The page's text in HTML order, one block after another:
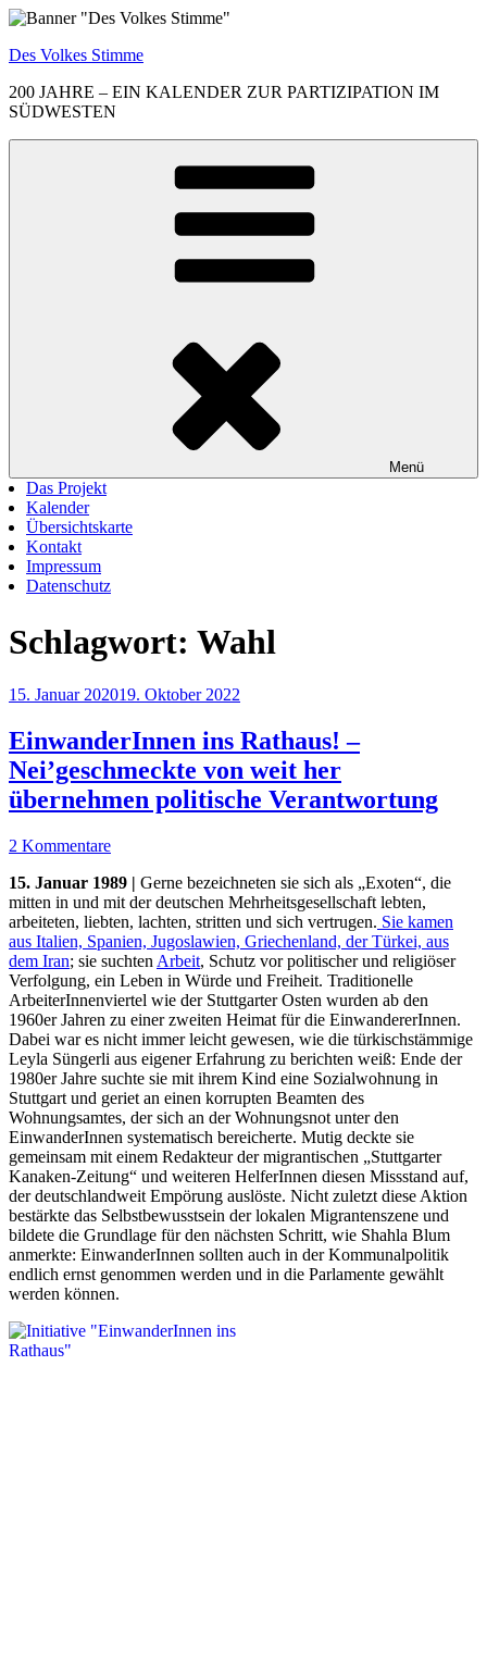
Zum
springen
Des Volkes Stimme
200 JAHRE – EIN KALENDER ZUR PARTIZIPATION IM
SÜDWESTEN
Menü
Das Projekt
Kalender
Übersichtskarte
Kontakt
Impressum
Datenschutz
Schlagwort: Wahl
Veröffentlicht
15. Januar 202019. Oktober 2022
EinwanderInnen ins Rathaus! –
Nei’geschmeckte von weit her
übernehmen politische Verantwortung
2 Kommentare
15. Januar 1989 | Gerne bezeichneten sie sich als „Exoten“, die
mitten in und mit der deutschen Mehrheitsgesellschaft lebten,
arbeiteten, liebten, lachten, stritten und sich vertrugen. Sie kamen
aus Italien, Spanien, Jugoslawien, Griechenland, der Türkei, aus
dem Iran; sie suchten Arbeit, Schutz vor politischer und religiöser
Verfolgung, ein Leben in Würde und Freiheit. Traditionelle
ArbeiterInnenviertel wie der Stuttgarter Osten wurden ab den
1960er Jahren zu einer zweiten Heimat für die EinwandererInnen.
Dabei war es nicht immer leicht gewesen, wie die türkischstämmige
Leyla Süngerli aus eigener Erfahrung zu berichten weiß: Ende der
1980er Jahre suchte sie mit ihrem Kind eine Sozialwohnung in
Stuttgart und geriet an einen korrupten Beamten des
Wohnungsamtes, der sich an der Wohnungsnot unter den
EinwanderInnen systematisch bereicherte. Mutig deckte sie
gemeinsam mit einem Redakteur der migrantischen „Stuttgarter
Kanaken-Zeitung“ und weiteren HelferInnen diesen Missstand auf,
der deutschlandweit Empörung auslöste. Nicht zuletzt diese Aktion
bestärkte das Selbstbewusstsein der lokalen Migrantenszene und
bildete die Grundlage für den nächsten Schritt, wie Shahla Blum
anmerkte: EinwanderInnen sollten auch in der Kommunalpolitik
endlich ernst genommen werden und in die Parlamente gewählt
werden können.